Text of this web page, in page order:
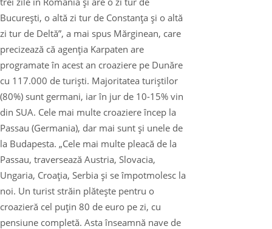
Bucureşti, o altă zi tur de Constanţa şi o altă
zi tur de Deltă”, a mai spus Mărginean, care
precizează că agenţia Karpaten are
programate în acest an croaziere pe Dunăre
cu 117.000 de turişti. Majoritatea turiştilor
(80%) sunt germani, iar în jur de 10-15% vin
din SUA. Cele mai multe croaziere încep la
Passau (Germania), dar mai sunt şi unele de
la Budapesta. „Cele mai multe pleacă de la
Passau, traversează Austria, Slovacia,
Ungaria, Croaţia, Serbia şi se împotmolesc la
noi. Un turist străin plăteşte pentru o
croazieră cel puţin 80 de euro pe zi, cu
pensiune completă. Asta înseamnă nave de